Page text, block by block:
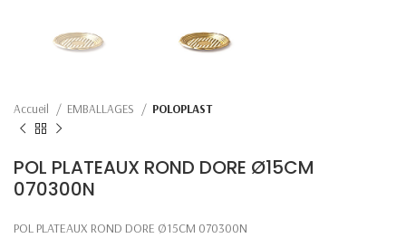
Accueil EMBALLAGES POLOPLAST
POL PLATEAUX ROND DORE Ø15CM
070300N
POL PLATEAUX ROND DORE Ø15CM 070300N